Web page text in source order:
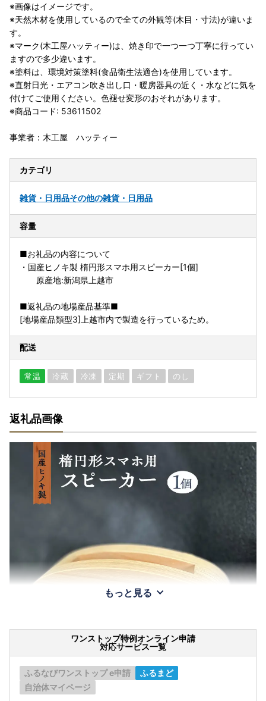
※画像はイメージです。
※天然木材を使用しているので全ての外観等(木目・寸法)が違いま
す。
※マーク(木工屋ハッティー)は、焼き印で一つ一つ丁寧に行ってい
ますので多少違います。
※塗料は、環境対策塗料(食品衛生法適合)を使用しています。
※直射日光・エアコン吹き出し口・暖房器具の近く・水などに気を
付けてご使用ください。色褪せ変形のおそれがあります。
※商品コード: 53611502
事業者：木工屋 ハッティー
カテゴリ
雑貨・日用品その他の雑貨・日用品
容量
■お礼品の内容について
・国産ヒノキ製 楕円形スマホ用スピーカー[1個]
原産地:新潟県上越市
■返礼品の地場産品基準■
[地場産品類型3]上越市内で製造を行っているため。
配送
常温 冷蔵 冷凍 定期 ギフト のし
返礼品画像
もっと見る
ワンストップ特例オンライン申請
対応サービス一覧
ふるなびワンストップ e申請
ふるまど
自治体マイページ